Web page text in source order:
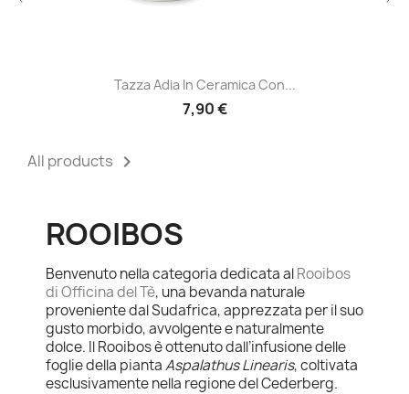
Tazza Adia In Ceramica Con...
7,90 €
All products 
ROOIBOS
Benvenuto nella categoria dedicata alRooibos
di Officina del Tè, una bevanda naturale
proveniente dal Sudafrica, apprezzata per il suo
gusto morbido, avvolgente e naturalmente
dolce. Il Rooibos è ottenuto dall’infusione delle
foglie della piantaAspalathus Linearis, coltivata
esclusivamente nella regione del Cederberg.